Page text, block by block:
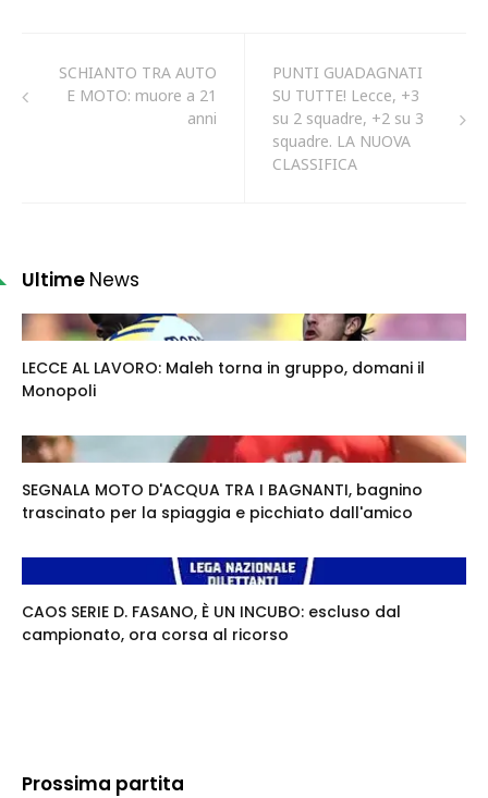
SCHIANTO TRA AUTO
E MOTO: muore a 21
anni
PUNTI GUADAGNATI
SU TUTTE! Lecce, +3
su 2 squadre, +2 su 3
squadre. LA NUOVA
CLASSIFICA
Ultime News
LECCE AL LAVORO: Maleh torna in gruppo, domani il
Monopoli
SEGNALA MOTO D'ACQUA TRA I BAGNANTI, bagnino
trascinato per la spiaggia e picchiato dall'amico
CAOS SERIE D. FASANO, È UN INCUBO: escluso dal
campionato, ora corsa al ricorso
Prossima partita